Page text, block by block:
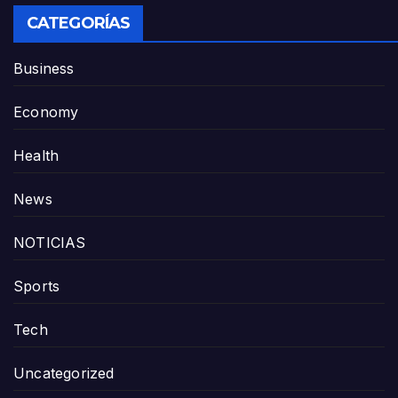
CATEGORÍAS
Business
Economy
Health
News
NOTICIAS
Sports
Tech
Uncategorized